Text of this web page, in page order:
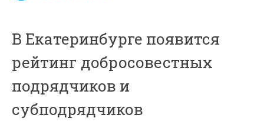
В Екатеринбурге появится
рейтинг добросовестных
подрядчиков и
субподрядчиков